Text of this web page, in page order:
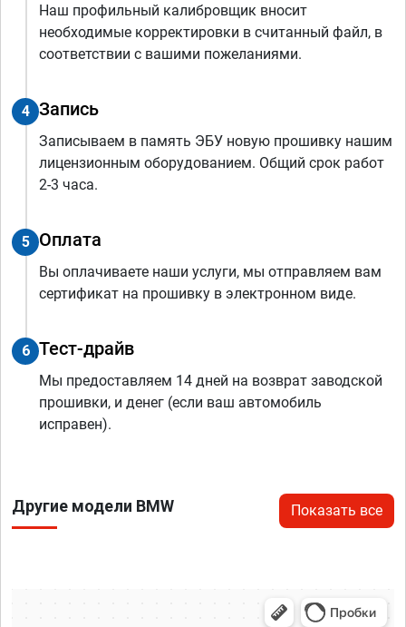
Наш профильный калибровщик вносит
необходимые корректировки в считанный файл, в
соответствии с вашими пожеланиями.
4 Запись
Записываем в память ЭБУ новую прошивку нашим
лицензионным оборудованием. Общий срок работ
2-3 часа.
5 Оплата
Вы оплачиваете наши услуги, мы отправляем вам
сертификат на прошивку в электронном виде.
6 Тест-драйв
Мы предоставляем 14 дней на возврат заводской
прошивки, и денег (если ваш автомобиль
исправен).
Другие модели BMW Показать все